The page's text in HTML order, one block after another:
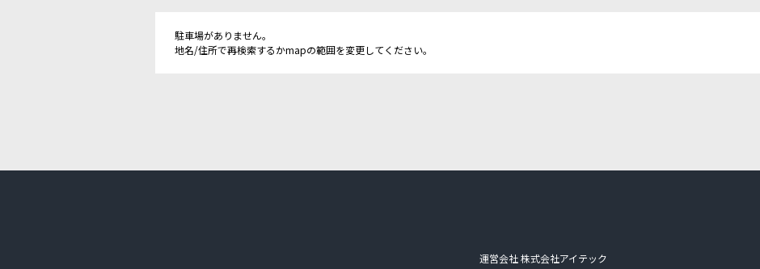
駐車場がありません。
地名/住所で再検索するかmapの範囲を変更してください。
運営会社 株式会社アイテック